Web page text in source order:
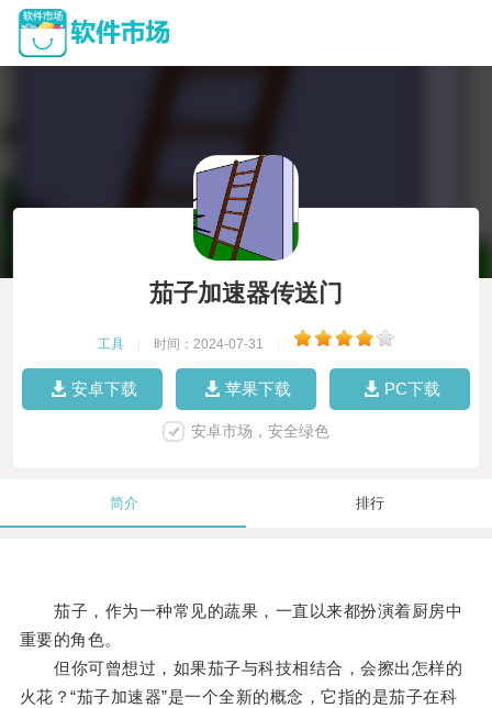
茄子加速器传送门
工具 时间：2024-07-31
安卓下载 苹果下载 PC下载
安卓市场，安全绿色
简介 排行
茄子，作为一种常见的蔬果，一直以来都扮演着厨房中
重要的角色。
但你可曾想过，如果茄子与科技相结合，会擦出怎样的
火花？“茄子加速器”是一个全新的概念，它指的是茄子在科